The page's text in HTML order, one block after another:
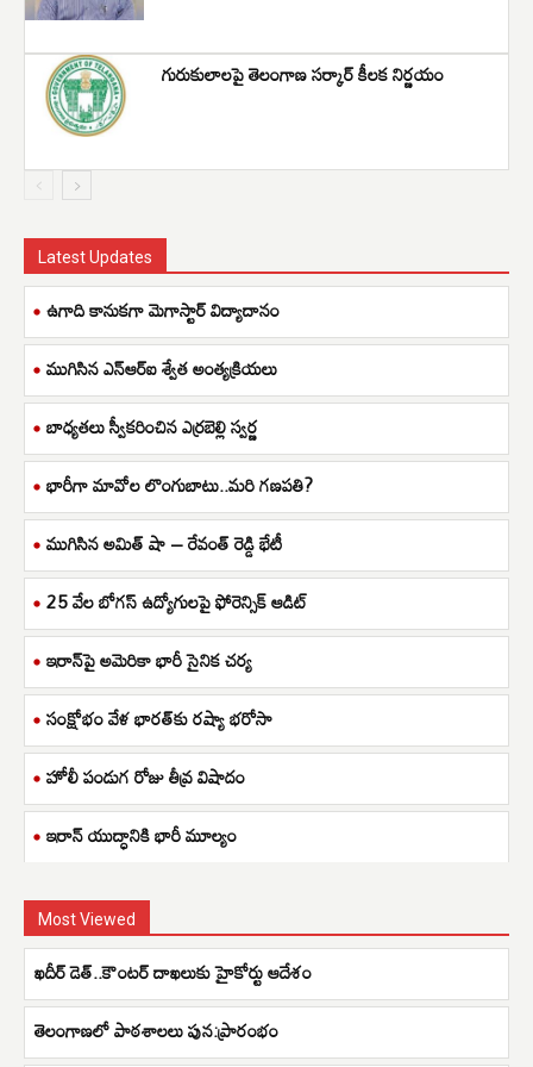
గురుకులాలపై తెలంగాణ సర్కార్ కీలక నిర్ణయం
Latest Updates
ఉగాది కానుకగా మెగాస్టార్ విద్యాదానం
ముగిసిన ఎన్ఆర్ఐ శ్వేత అంత్యక్రియలు
బాధ్యతలు స్వీకరించిన ఎర్రబెల్లి స్వర్ణ
భారీగా మావోల లొంగుబాటు..మరి గణపతి?
ముగిసిన అమిత్ షా – రేవంత్ రెడ్డి భేటీ
25 వేల బోగస్ ఉద్యోగులపై ఫోరెన్సిక్ ఆడిట్
ఇరాన్‌పై అమెరికా భారీ సైనిక చర్య
సంక్షోభం వేళ భారత్‌కు రష్యా భరోసా
హోలీ పండుగ రోజు తీవ్ర విషాదం
ఇరాన్ యుద్ధానికి భారీ మూల్యం
Most Viewed
ఖదీర్ డెత్..కౌంటర్ దాఖలుకు హైకోర్టు ఆదేశం
తెలంగాణలో పాఠశాలలు పున:ప్రారంభం